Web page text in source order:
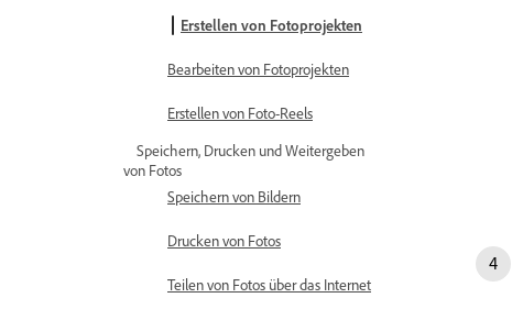
Erstellen von Fotoprojekten
Bearbeiten von Fotoprojekten
Erstellen von Foto-Reels
Speichern, Drucken und Weitergeben
von Fotos
Speichern von Bildern
Drucken von Fotos
Teilen von Fotos über das Internet